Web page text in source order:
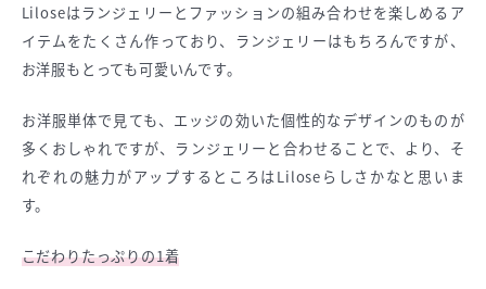
Liloseはランジェリーとファッションの組み合わせを楽しめるア
イテムをたくさん作っており、ランジェリーはもちろんですが、
お洋服もとっても可愛いんです。
お洋服単体で見ても、エッジの効いた個性的なデザインのものが
多くおしゃれですが、ランジェリーと合わせることで、より、そ
れぞれの魅力がアップするところはLiloseらしさかなと思いま
す。
こだわりたっぷりの1着